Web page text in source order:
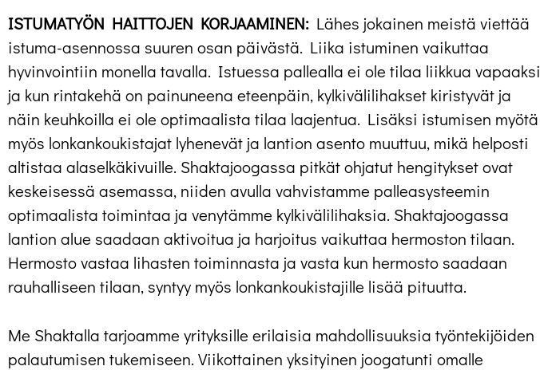
ISTUMATYÖN HAITTOJEN KORJAAMINEN: Lähes jokainen meistä viettää
istuma-asennossa suuren osan päivästä. Liika istuminen vaikuttaa
hyvinvointiin monella tavalla. Istuessa pallealla ei ole tilaa liikkua vapaaksi
ja kun rintakehä on painuneena eteenpäin, kylkivälilihakset kiristyvät ja
näin keuhkoilla ei ole optimaalista tilaa laajentua. Lisäksi istumisen myötä
myös lonkankoukistajat lyhenevät ja lantion asento muuttuu, mikä helposti
altistaa alaselkäkivuille. Shaktajoogassa pitkät ohjatut hengitykset ovat
keskeisessä asemassa, niiden avulla vahvistamme palleasysteemin
optimaalista toimintaa ja venytämme kylkivälilihaksia. Shaktajoogassa
lantion alue saadaan aktivoitua ja harjoitus vaikuttaa hermoston tilaan.
Hermosto vastaa lihasten toiminnasta ja vasta kun hermosto saadaan
rauhalliseen tilaan, syntyy myös lonkankoukistajille lisää pituutta.
Me Shaktalla tarjoamme yrityksille erilaisia mahdollisuuksia työntekijöiden
palautumisen tukemiseen. Viikottainen yksityinen joogatunti omalle